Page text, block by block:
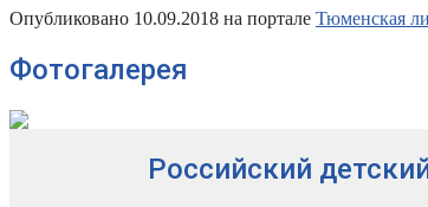
Опубликовано 10.09.2018 на портале Тюменская
Фотогалерея
Российский